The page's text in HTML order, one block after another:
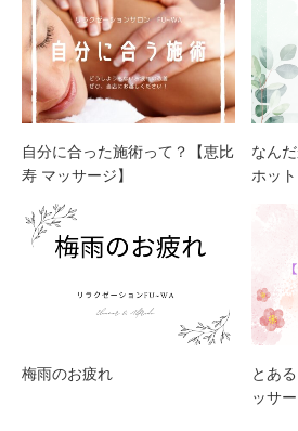
自分に合った施術って？【恵比
寿 マッサージ】
なん
ホット
梅雨のお疲れ
とあ
ッサー